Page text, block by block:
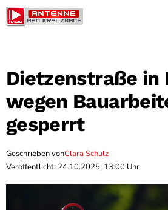
Dietzenstraße in
wegen
gesperrt
Geschrieben vonClara Schulz
Veröffentlicht: 24.10.2025, 13:00 Uhr